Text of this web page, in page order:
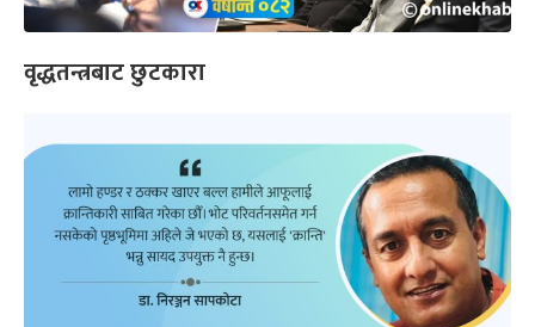
वृद्धतन्त्रबाट छुटकारा